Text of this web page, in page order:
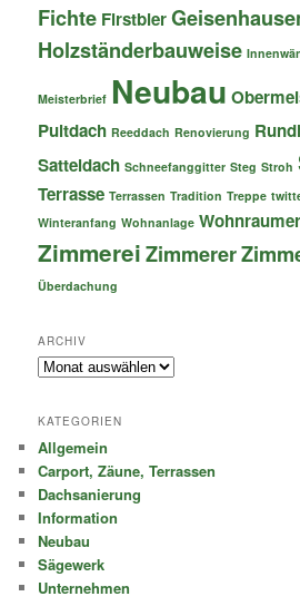
Fichte Firstbier
Holzständerbauweise
Meisterbrief Neubau
Pultdach Reeddach Renovierung
Satteldach Schneefanggitter Steg Stroh
Terrasse Terrassen Tradition Treppe
Winteranfang Wohnanlage
ZimmereiZimmerer
Überdachung
ARCHIV
Archiv
KATEGORIEN
Allgemein
Carport, Zäune, Terrassen
Dachsanierung
Information
Neubau
Sägewerk
Unternehmen